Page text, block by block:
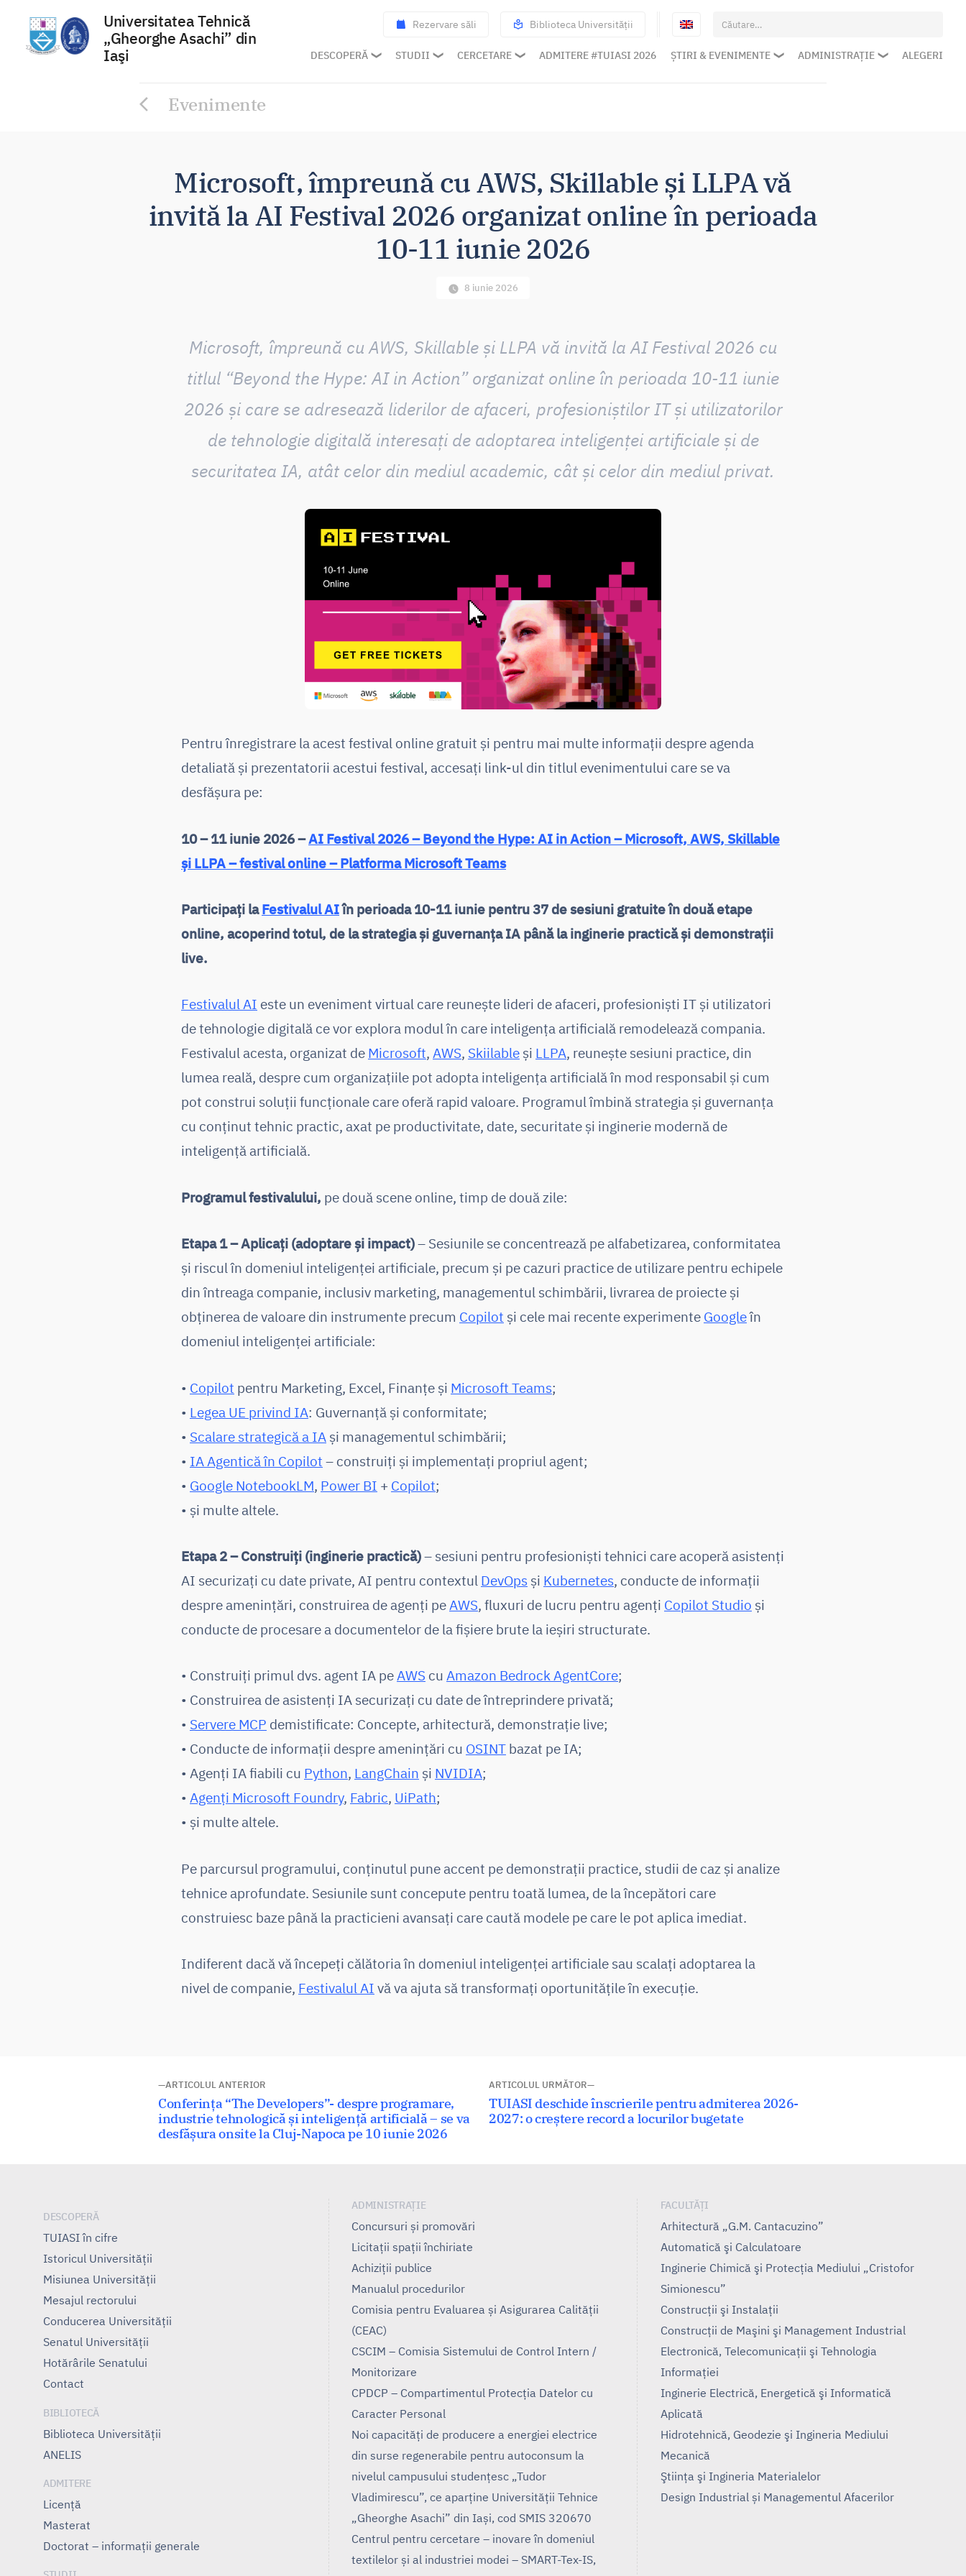
Universitatea Tehnică
„Gheorghe Asachi” din
Iaşi
Rezervare săli Biblioteca Universității
Caută
după:
DESCOPERĂ STUDII CERCETARE ADMITERE #TUIASI 2026 ȘTIRI & EVENIMENTE ADMINISTRAȚIE ALEGERI
Evenimente
Microsoft, împreună cu AWS, Skillable și LLPA vă
invită la AI Festival 2026 organizat online în perioada
10-11 iunie 2026
8 iunie 2026
Microsoft, împreună cu AWS, Skillable și LLPA vă invită la AI Festival 2026 cu
titlul “Beyond the Hype: AI in Action” organizat online în perioada 10-11 iunie
2026 și care se adresează liderilor de afaceri, profesioniștilor IT și utilizatorilor
de tehnologie digitală interesați de adoptarea inteligenței artificiale și de
securitatea IA, atât celor din mediul academic, cât și celor din mediul privat.
Pentru înregistrare la acest festival online gratuit și pentru mai multe informații despre agenda
detaliată și prezentatorii acestui festival, accesați link-ul din titlul evenimentului care se va
desfășura pe:
10 – 11 iunie 2026 –AI Festival 2026 – Beyond the Hype: AI in Action – Microsoft, AWS, Skillable
și LLPA – festival online – Platforma Microsoft Teams
Participați laFestivalul AIîn perioada 10-11 iunie pentru 37 de sesiuni gratuite în două etape
online, acoperind totul, de la strategia și guvernanța IA până la inginerie practică și demonstrații
live.
Festivalul AI este un eveniment virtual care reunește lideri de afaceri, profesioniști IT și utilizatori
de tehnologie digitală ce vor explora modul în care inteligența artificială remodelează compania.
Festivalul acesta, organizat de Microsoft, AWS, Skiilable și LLPA, reunește sesiuni practice, din
lumea reală, despre cum organizațiile pot adopta inteligența artificială în mod responsabil și cum
pot construi soluții funcționale care oferă rapid valoare. Programul îmbină strategia și guvernanța
cu conținut tehnic practic, axat pe productivitate, date, securitate și inginerie modernă de
inteligență artificială.
Programul festivalului, pe două scene online, timp de două zile:
Etapa 1 – Aplicați (adoptare și impact)– Sesiunile se concentrează pe alfabetizarea, conformitatea
și riscul în domeniul inteligenței artificiale, precum și pe cazuri practice de utilizare pentru echipele
din întreaga companie, inclusiv marketing, managementul schimbării, livrarea de proiecte și
obținerea de valoare din instrumente precum Copilot și cele mai recente experimente Googleîn
domeniul inteligenței artificiale:
• Copilot pentru Marketing, Excel, Finanțe și Microsoft Teams;
• Legea UE privind IA: Guvernanță și conformitate;
• Scalare strategică a IA și managementul schimbării;
• IA Agentică în Copilot – construiți și implementați propriul agent;
• Google NotebookLM, Power BI + Copilot;
• și multe altele.
Etapa 2 – Construiți (inginerie practică)– sesiuni pentru profesioniști tehnici care acoperă asistenți
AI securizați cu date private, AI pentru contextul DevOps și Kubernetes, conducte de informații
despre amenințări, construirea de agenți pe AWS, fluxuri de lucru pentru agenți Copilot Studio și
conducte de procesare a documentelor de la fișiere brute la ieșiri structurate.
• Construiți primul dvs. agent IA peAWS cu Amazon Bedrock AgentCore;
• Construirea de asistenți IA securizați cu date de întreprindere privată;
• Servere MCP demistificate: Concepte, arhitectură, demonstrație live;
• Conducte de informații despre amenințări cu OSINT bazat pe IA;
• Agenți IA fiabili cu Python, LangChain și NVIDIA;
• Agenți Microsoft Foundry, Fabric, UiPath;
• și multe altele.
Pe parcursul programului, conținutul pune accent pe demonstrații practice, studii de caz și analize
tehnice aprofundate. Sesiunile sunt concepute pentru toată lumea, de la începători care
construiesc baze până la practicieni avansați care caută modele pe care le pot aplica imediat.
Indiferent dacă vă începeți călătoria în domeniul inteligenței artificiale sau scalați adoptarea la
nivel de companie, Festivalul AI vă va ajuta să transformați oportunitățile în execuție.
ARTICOLUL ANTERIOR
Articolul
anterior:
Conferința “The Developers”- despre programare,
industrie tehnologică și inteligență artificială – se va
desfășura onsite la Cluj-Napoca pe 10 iunie 2026
ARTICOLUL URMĂTOR
Articolul
următor:
TUIASI deschide înscrierile pentru admiterea 2026-
2027: o creștere record a locurilor bugetate
DESCOPERĂ
TUIASI în cifre
Istoricul Universităţii
Misiunea Universităţii
Mesajul rectorului
Conducerea Universităţii
Senatul Universității
Hotărârile Senatului
Contact
BIBLIOTECĂ
Biblioteca Universității
ANELIS
ADMITERE
Licență
Masterat
Doctorat – informații generale
ADMINISTRAȚIE
Concursuri și promovări
Licitații spații închiriate
Achiziții publice
Manualul procedurilor
Comisia pentru Evaluarea și Asigurarea Calității
(CEAC)
CSCIM – Comisia Sistemului de Control Intern /
Monitorizare
CPDCP – Compartimentul Protecția Datelor cu
Caracter Personal
Noi capacități de producere a energiei electrice
din surse regenerabile pentru autoconsum la
nivelul campusului studențesc „Tudor
Vladimirescu”, ce aparține Universității Tehnice
„Gheorghe Asachi” din Iași, cod SMIS 320670
Centrul pentru cercetare – inovare în domeniul
textilelor și al industriei modei – SMART-Tex-IS,
FACULTĂȚI
Arhitectură „G.M. Cantacuzino”
Automatică şi Calculatoare
Inginerie Chimică şi Protecţia Mediului „Cristofor
Simionescu”
Construcţii şi Instalaţii
Construcţii de Maşini şi Management Industrial
Electronică, Telecomunicaţii şi Tehnologia
Informaţiei
Inginerie Electrică, Energetică şi Informatică
Aplicată
Hidrotehnică, Geodezie şi Ingineria Mediului
Mecanică
Ştiinţa şi Ingineria Materialelor
Design Industrial și Managementul Afacerilor